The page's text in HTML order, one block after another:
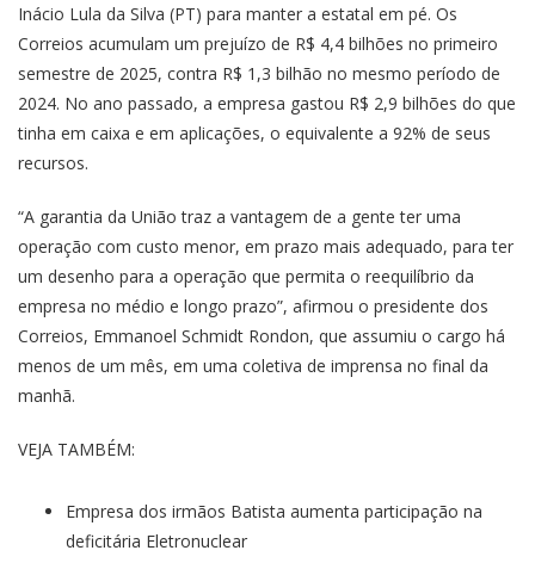
Inácio Lula da Silva (PT) para manter a estatal em pé. Os
Correios acumulam um prejuízo de R$ 4,4 bilhões no primeiro
semestre de 2025, contra R$ 1,3 bilhão no mesmo período de
2024. No ano passado, a empresa gastou R$ 2,9 bilhões do que
tinha em caixa e em aplicações, o equivalente a 92% de seus
recursos.
“A garantia da União traz a vantagem de a gente ter uma
operação com custo menor, em prazo mais adequado, para ter
um desenho para a operação que permita o reequilíbrio da
empresa no médio e longo prazo”, afirmou o presidente dos
Correios, Emmanoel Schmidt Rondon, que assumiu o cargo há
menos de um mês, em uma coletiva de imprensa no final da
manhã.
VEJA TAMBÉM:
Empresa dos irmãos Batista aumenta participação na
deficitária Eletronuclear